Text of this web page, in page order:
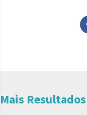
Mais Resultados